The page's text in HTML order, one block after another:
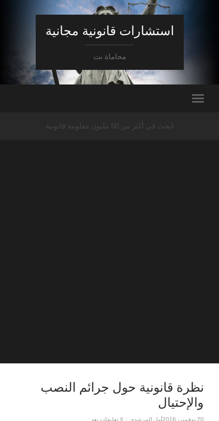
استشارات قانونية مجانية
محاماة نت
ابحث في أكثر من 50 مليون معلومة قانونية
نظرة قانونية حول جرائم النصب
والإحتيال
20 نوفمبر، 2016 أمل المرشدي / لا تعليقات بعد